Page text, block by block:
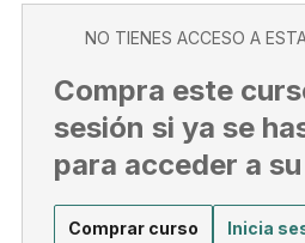
NO TIENES ACCESO A
Compra este
sesión si ya se
para acceder a
Comprar curso Inicia